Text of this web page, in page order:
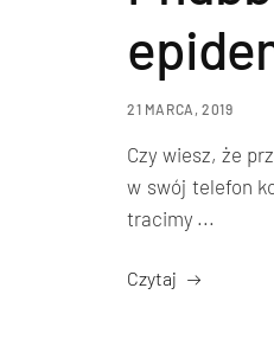
21 MARCA, 2019
Czy wiesz, że
w swój telefon
tracimy ...
Czytaj